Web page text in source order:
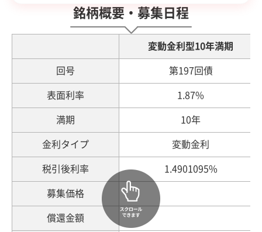
銘柄概要・募集日程
変動金利型10年満期
回号 第197回債
表面利率 1.87%
満期 10年
金利タイプ 変動金利
税引後利率 1.4901095%
募集価格
償還金額